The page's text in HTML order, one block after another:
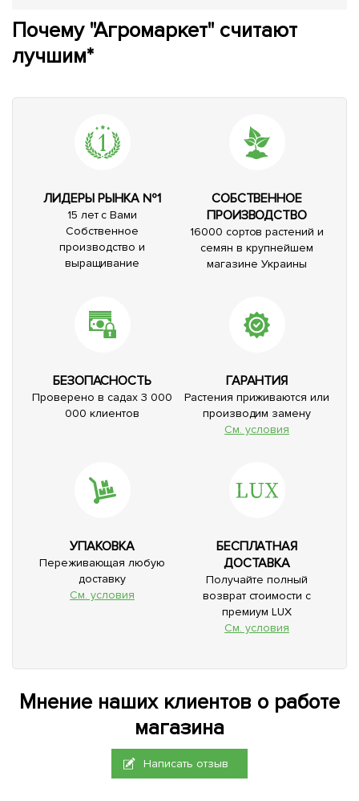
Почему "Агромаркет" считают
лучшим*
ЛИДЕРЫ РЫНКА №1
15 лет с Вами
Собственное
производство и
выращивание
СОБСТВЕННОЕ
ПРОИЗВОДСТВО
16000 сортов растений и
семян в крупнейшем
магазине Украины
БЕЗОПАСНОСТЬ
Проверено в садах 3 000
000 клиентов
ГАРАНТИЯ
Растения приживаются или
производим замену
См. условия
УПАКОВКА
Переживающая любую
доставку
См. условия
БЕСПЛАТНАЯ
ДОСТАВКА
Получайте полный
возврат стоимости с
премиум LUX
См. условия
Мнение наших клиентов о работе
магазина
Написать отзыв